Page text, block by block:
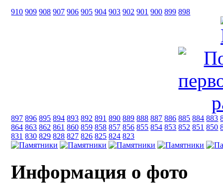
910 909 908 907 906 905 904 903 902 901 900 899 898
897 896 895 894 893 892 891 890 889 888 887 886 885 884 883
864 863 862 861 860 859 858 857 856 855 854 853 852 851 850
831 830 829 828 827 826 825 824 823
Информация о фото